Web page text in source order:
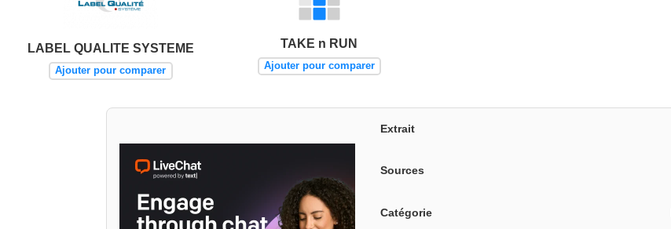
LABEL QUALITE SYSTEME
Ajouter pour comparer
TAKE n RUN
Ajouter pour comparer
Extrait
Sources
Catégorie